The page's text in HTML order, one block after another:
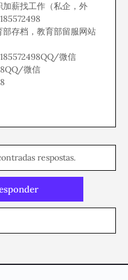
薪找工作（私企，外
存档，教育部留服网站
微信
微信
respostas.